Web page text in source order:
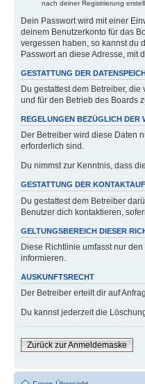
nach deiner Registrierung
Dein Passwort wird mit einer
deinem Benutzerkonto für das
vergessen haben, so kannst du
Passwort an diese Adresse, mit
GESTATTUNG DER
Du gestattest dem Betreiber,
und für den Betrieb des Boards
REGELUNGEN BEZÜGLICH DER
Der Betreiber wird diese Daten
erforderlich sind.
Du nimmst zur Kenntnis, dass
GESTATTUNG DER
Du gestattest dem Betreiber
Benutzer dich kontaktieren,
GELTUNGSBEREICH DIESER
Diese Richtlinie umfasst nur
informieren.
AUSKUNFTSRECHT
Der Betreiber erteilt dir auf
Du kannst jederzeit die
Zurück zur Anmeldemaske